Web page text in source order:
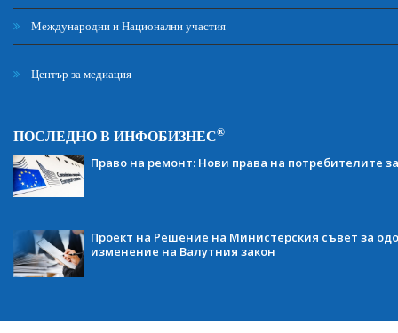
Международни и Национални участия
Център за медиация
ПОСЛЕДНО В ИНФОБИЗНЕС®
Право на ремонт: Нови права на потребителите
Проект на Решение на Министерския съвет за
изменение на Валутния закон